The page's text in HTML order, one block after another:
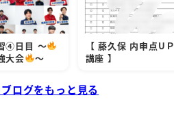
④日目 ～
大会
～
【 藤久保 内申点UＰ
講座 】
ログをもっと見る